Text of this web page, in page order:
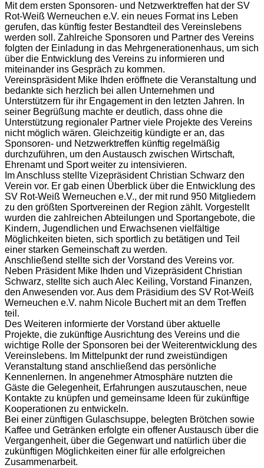
Mit dem ersten Sponsoren- und Netzwerktreffen hat der SV
Rot-Weiß Werneuchen e.V. ein neues Format ins Leben
gerufen, das künftig fester Bestandteil des Vereinslebens
werden soll. Zahlreiche Sponsoren und Partner des Vereins
folgten der Einladung in das Mehrgenerationenhaus, um sich
über die Entwicklung des Vereins zu informieren und
miteinander ins Gespräch zu kommen.
Vereinspräsident Mike Ihden eröffnete die Veranstaltung und
bedankte sich herzlich bei allen Unternehmen und
Unterstützern für ihr Engagement in den letzten Jahren. In
seiner Begrüßung machte er deutlich, dass ohne die
Unterstützung regionaler Partner viele Projekte des Vereins
nicht möglich wären. Gleichzeitig kündigte er an, das
Sponsoren- und Netzwerktreffen künftig regelmäßig
durchzuführen, um den Austausch zwischen Wirtschaft,
Ehrenamt und Sport weiter zu intensivieren.
Im Anschluss stellte Vizepräsident Christian Schwarz den
Verein vor. Er gab einen Überblick über die Entwicklung des
SV Rot-Weiß Werneuchen e.V., der mit rund 950 Mitgliedern
zu den größten Sportvereinen der Region zählt. Vorgestellt
wurden die zahlreichen Abteilungen und Sportangebote, die
Kindern, Jugendlichen und Erwachsenen vielfältige
Möglichkeiten bieten, sich sportlich zu betätigen und Teil
einer starken Gemeinschaft zu werden.
Anschließend stellte sich der Vorstand des Vereins vor.
Neben Präsident Mike Ihden und Vizepräsident Christian
Schwarz, stellte sich auch Alec Keiling, Vorstand Finanzen,
den Anwesenden vor. Aus dem Präsidium des SV Rot-Weiß
Werneuchen e.V. nahm Nicole Buchert mit an dem Treffen
teil.
Des Weiteren informierte der Vorstand über aktuelle
Projekte, die zukünftige Ausrichtung des Vereins und die
wichtige Rolle der Sponsoren bei der Weiterentwicklung des
Vereinslebens. Im Mittelpunkt der rund zweistündigen
Veranstaltung stand anschließend das persönliche
Kennenlernen. In angenehmer Atmosphäre nutzten die
Gäste die Gelegenheit, Erfahrungen auszutauschen, neue
Kontakte zu knüpfen und gemeinsame Ideen für zukünftige
Kooperationen zu entwickeln.
Bei einer zünftigen Gulaschsuppe, belegten Brötchen sowie
Kaffee und Getränken erfolgte ein offener Austausch über die
Vergangenheit, über die Gegenwart und natürlich über die
zukünftigen Möglichkeiten einer für alle erfolgreichen
Zusammenarbeit.